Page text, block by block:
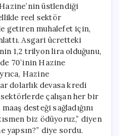
üstlendiği
reel sektör
getiren muhalefet için,
Asgari ücretteki
1,2 trilyon lira olduğunu,
70’inin Hazine
Hazine
dolarlık devasa kredi
çalışan her bir
desteği sağladığını
biz ödüyoruz,” diyen
yapsın?” diye sordu.